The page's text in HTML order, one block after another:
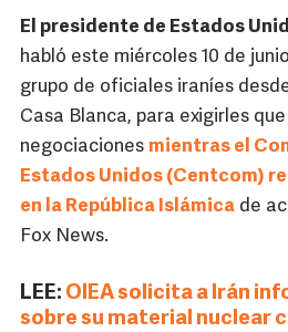
El presidente de Estados
habló este miércoles 10 de
grupo de oficiales iraníes
Casa Blanca, para exigirles
negociaciones mientras el
Estados Unidos (Centcom)
en la República Islámica de
Fox News.
LEE: OIEA solicita a Irán
sobre su material nuclear